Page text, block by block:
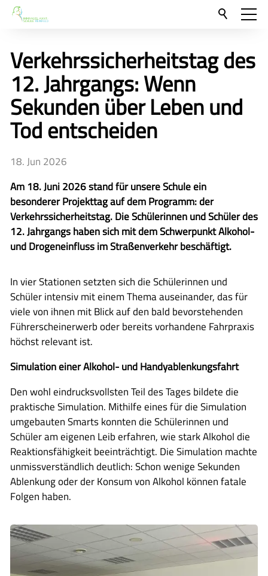
Neu hier?
Für Eltern und Schüler
Unsere Schulgemeinschaft
Kontakt
🇬🇧
🇪🇸
Verkehrssicherheitstag des
12. Jahrgangs: Wenn
Sekunden über Leben und
Tod entscheiden
18. Jun 2026
Am 18. Juni 2026 stand für unsere Schule ein
besonderer Projekttag auf dem Programm: der
Verkehrssicherheitstag. Die Schülerinnen und Schüler des
12. Jahrgangs haben sich mit dem Schwerpunkt Alkohol-
und Drogeneinfluss im Straßenverkehr beschäftigt.
In vier Stationen setzten sich die Schülerinnen und
Schüler intensiv mit einem Thema auseinander, das für
viele von ihnen mit Blick auf den bald bevorstehenden
Führerscheinerwerb oder bereits vorhandene Fahrpraxis
höchst relevant ist.
Simulationeiner Alkohol- und Handyablenkungsfahrt
Den wohl eindrucksvollsten Teil des Tages bildete die
praktische Simulation. Mithilfe eines für die Simulation
umgebauten Smarts konnten die Schülerinnen und
Schüler am eigenen Leib erfahren, wie stark Alkohol die
Reaktionsfähigkeit beeinträchtigt. Die Simulation machte
unmissverständlich deutlich: Schon wenige Sekunden
Ablenkung oder der Konsum von Alkohol können fatale
Folgen haben.